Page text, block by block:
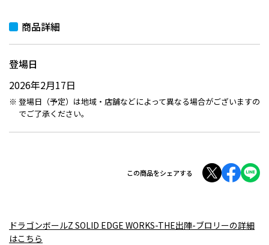
商品詳細
登場日
2026年2月17日
登場日（予定）は地域・店舗などによって異なる場合がございますの
でご了承ください。
この商品をシェアする
ドラゴンボールZ SOLID EDGE WORKS-THE出陣-ブロリーの詳細
はこちら